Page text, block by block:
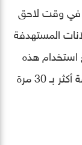
في وقت لاحق
المستهدفة
استخدام هذه
البيانات كانت زيادة دقة الإعلانات المستهدفة أكثر بـ 30 مرة